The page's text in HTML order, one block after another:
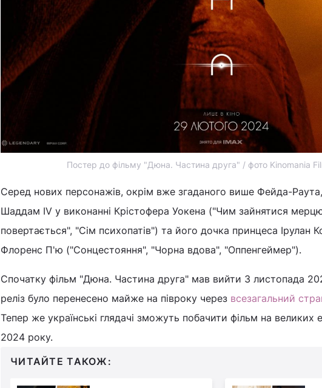
Постер до фільму "Дюна. Частина друга" / фото Kinomania
Серед нових персонажів, окрім вже згаданого више Фейда-
Шаддам IV у виконанні Крістофера Уокена ("Чим зайнятися
повертається", "Сім психопатів") та його дочка принцеса Ірулан
Флоренс П'ю ("Сонцестояння", "Чорна вдова", "Оппенгеймер").
Спочатку фільм "Дюна. Частина друга" мав вийти 3 листопада
реліз було перенесено майже на півроку через всезагальний
Тепер же українські глядачі зможуть побачити фільм на великих
2024 року.
ЧИТАЙТЕ ТАКОЖ: